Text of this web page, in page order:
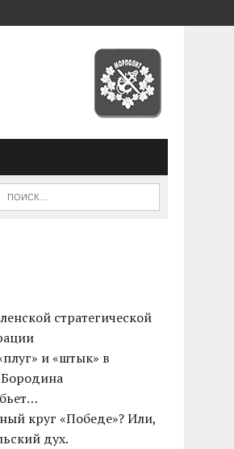
стратегической
и «штык» в
Бородина
круг «Победе»? Или,
дух.